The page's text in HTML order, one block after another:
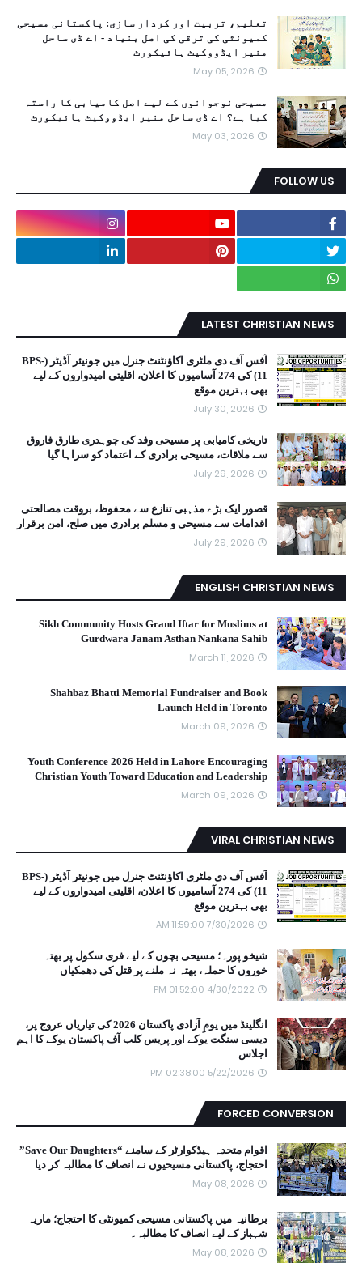
تعلیم، تربیت اور کردار سازی: پاکستانی مسیحی
کمیونٹی کی ترقی کی اصل بنیاد - اے ڈی ساحل
منیر ایڈووکیٹ ہائیکورٹ
May 05, 2026
مسیحی نوجوانوں کے لیے اصل کامیابی کا راستہ
کیا ہے؟ اے ڈی ساحل منیر ایڈووکیٹ ہائیکورٹ
May 03, 2026
FOLLOW US
LATEST CHRISTIAN NEWS
آفس آف دی ملٹری اکاؤنٹنٹ جنرل میں جونیئر آڈیٹر (BPS-
11) کی 274 آسامیوں کا اعلان، اقلیتی امیدواروں کے لیے
بھی بہترین موقع
July 30, 2026
تاریخی کامیابی پر مسیحی وفد کی چوہدری طارق فاروق
سے ملاقات، مسیحی برادری کے اعتماد کو سراہا گیا
July 29, 2026
قصور ایک بڑے مذہبی تنازع سے محفوظ، بروقت مصالحتی
اقدامات سے مسیحی و مسلم برادری میں صلح، امن برقرار
July 29, 2026
ENGLISH CHRISTIAN NEWS
Sikh Community Hosts Grand Iftar for Muslims at
Gurdwara Janam Asthan Nankana Sahib
March 11, 2026
Shahbaz Bhatti Memorial Fundraiser and Book
Launch Held in Toronto
March 09, 2026
Youth Conference 2026 Held in Lahore Encouraging
Christian Youth Toward Education and Leadership
March 09, 2026
VIRAL CHRISTIAN NEWS
آفس آف دی ملٹری اکاؤنٹنٹ جنرل میں جونیئر آڈیٹر (BPS-
11) کی 274 آسامیوں کا اعلان، اقلیتی امیدواروں کے لیے
بھی بہترین موقع
7/30/2026 11:59:00 AM
شیخو پورہ؛ مسیحی بچوں کے لیے فری سکول پر بھتہ
خوروں کا حملہ، بھتہ نہ ملنے پر قتل کی دھمکیاں
4/30/2022 01:52:00 PM
انگلینڈ میں یومِ آزادی پاکستان 2026 کی تیاریاں عروج پر،
دیسی سنگت یوکے اور پریس کلب آف پاکستان یوکے کا اہم
اجلاس
5/22/2026 02:38:00 PM
FORCED CONVERSION
اقوام متحدہ ہیڈکوارٹر کے سامنے “Save Our Daughters”
احتجاج، پاکستانی مسیحیوں نے انصاف کا مطالبہ کر دیا
May 08, 2026
برطانیہ میں پاکستانی مسیحی کمیونٹی کا احتجاج؛ ماریہ
شہباز کے لیے انصاف کا مطالبہ۔
May 08, 2026